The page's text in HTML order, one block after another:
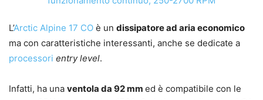
L’Arctic Alpine 17 CO è un dissipatore ad aria economico
ma con caratteristiche interessanti, anche se dedicate a
processori entry level.
Infatti, ha una ventola da 92 mm ed è compatibile con le